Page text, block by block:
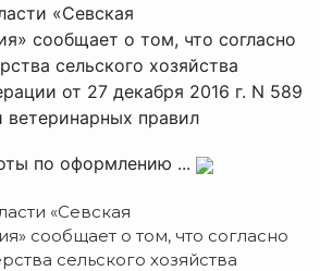
«Севская
сообщает о том, что согласно
сельского хозяйства
от 27 декабря 2016 г. N 589
правил
по оформлению ...
«Севская
сообщает о том, что согласно
сельского хозяйства